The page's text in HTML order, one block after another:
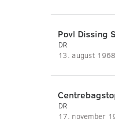
Povl Dissing
DR
13. august 1968
DR
17. november